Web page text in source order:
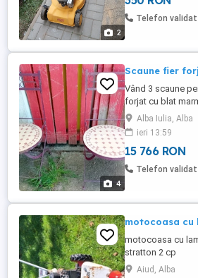
2
Telefon validat
4
Scaune fier
Vând 3 scaune
forjat cu blat
pret pe toate
ridicare personala
Alba Iulia, Alba
ieri 13:59
15 766 RON
Telefon validat
motocoasa cu
motocoasa cu
stratton 2 cp
Aiud, Alba